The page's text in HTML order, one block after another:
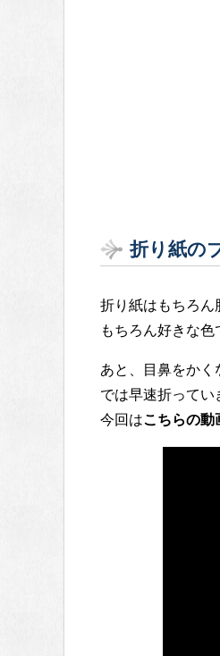
折り紙の
折り紙はもちろん
もちろん好きな色
あと、目鼻をかく
では早速折ってい
今回はこちらの動